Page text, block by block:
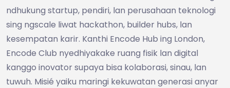
ndhukung startup, pendiri, lan perusahaan teknologi
sing ngscale liwat hackathon, builder hubs, lan
kesempatan karir. Kanthi Encode Hub ing London,
Encode Club nyedhiyakake ruang fisik lan digital
kanggo inovator supaya bisa kolaborasi, sinau, lan
tuwuh. Misié yaiku maringi kekuwatan generasi anyar